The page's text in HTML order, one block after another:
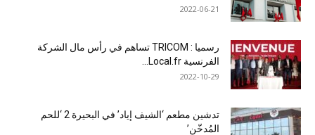
2022-06-21
رسميا : TRICOM تساهم في رأس مال الشركة
الفرنسية Local.fr...
2022-10-29
تدشين مطعم ‘الشيف إياد’ في البحيرة 2 ‘للحم
المُدخّن’